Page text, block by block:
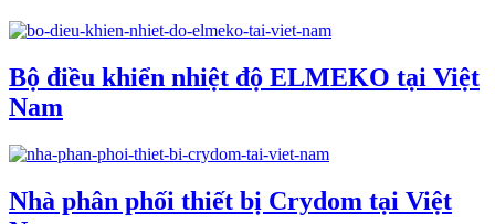
Bộ điều khiển nhiệt độ ELMEKO tại Việt
Nam
Nhà phân phối thiết bị Crydom tại Việt